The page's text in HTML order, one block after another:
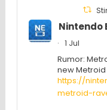
Nintendo
·
1 Jul
Rumor:
new
https://
metroid-